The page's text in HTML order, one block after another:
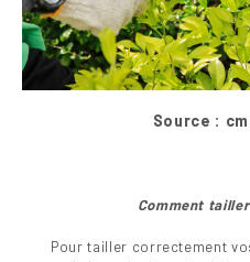
Source :
Comment
Pour tailler correctement